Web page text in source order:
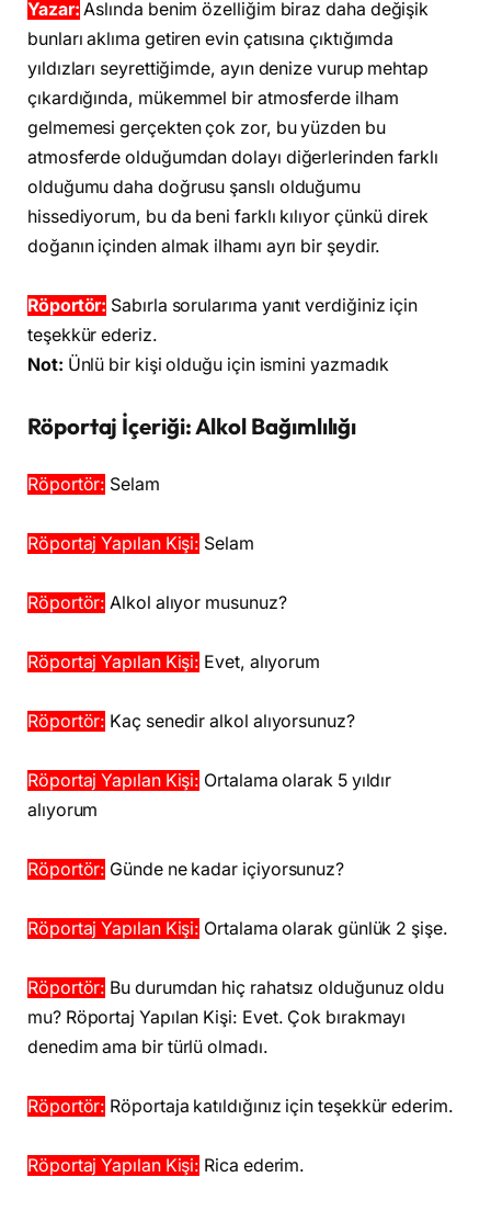
Yazar: Aslında benim özelliğim biraz daha değişik
bunları aklıma getiren evin çatısına çıktığımda
yıldızları seyrettiğimde, ayın denize vurup mehtap
çıkardığında, mükemmel bir atmosferde ilham
gelmemesi gerçekten çok zor, bu yüzden bu
atmosferde olduğumdan dolayı diğerlerinden farklı
olduğumu daha doğrusu şanslı olduğumu
hissediyorum, bu da beni farklı kılıyor çünkü direk
doğanın içinden almak ilhamı ayrı bir şeydir.
Röportör: Sabırla sorularıma yanıt verdiğiniz için
teşekkür ederiz.
Not: Ünlü bir kişi olduğu için ismini yazmadık
Röportaj İçeriği: Alkol Bağımlılığı
Röportör: Selam
Röportaj Yapılan Kişi: Selam
Röportör: Alkol alıyor musunuz?
Röportaj Yapılan Kişi: Evet, alıyorum
Röportör: Kaç senedir alkol alıyorsunuz?
Röportaj Yapılan Kişi: Ortalama olarak 5 yıldır
alıyorum
Röportör: Günde ne kadar içiyorsunuz?
Röportaj Yapılan Kişi: Ortalama olarak günlük 2 şişe.
Röportör: Bu durumdan hiç rahatsız olduğunuz oldu
mu? Röportaj Yapılan Kişi: Evet. Çok bırakmayı
denedim ama bir türlü olmadı.
Röportör: Röportaja katıldığınız için teşekkür ederim.
Röportaj Yapılan Kişi: Rica ederim.